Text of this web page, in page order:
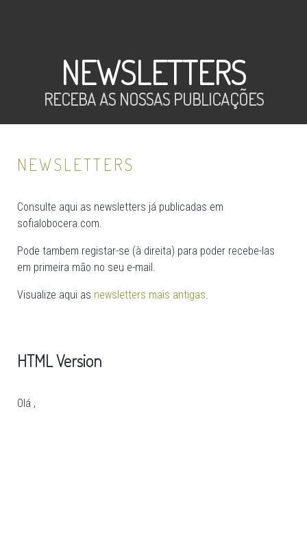
NEWSLETTERS
RECEBA AS NOSSAS PUBLICAÇÕES
NEWSLETTERS
Consulte aqui as newsletters já publicadas em
sofialobocera.com.
Pode tambem registar-se (à direita) para poder recebe-las
em primeira mão no seu e-mail.
Visualize aqui as newsletters mais antigas.
HTML Version
Olá ,